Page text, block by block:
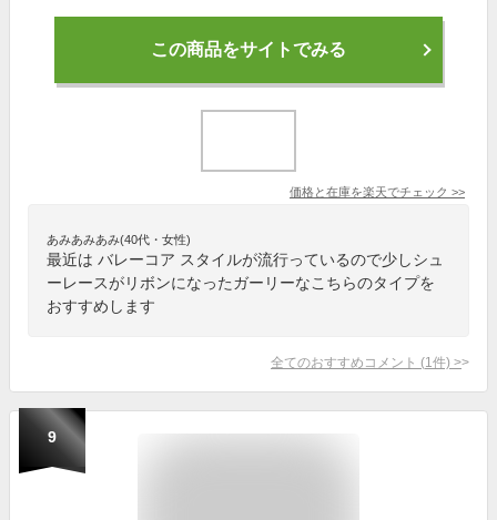
この商品をサイトでみる
価格と在庫を楽天でチェック >>
あみあみあみ(40代・女性)
最近は バレーコア スタイルが流行っているので少しシュ
ーレースがリボンになったガーリーなこちらのタイプを
おすすめします
全てのおすすめコメント (1 件) >
9